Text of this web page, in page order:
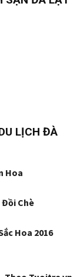
LỊCH ĐÀ
Hoa
Đồi Chè
Hoa 2016